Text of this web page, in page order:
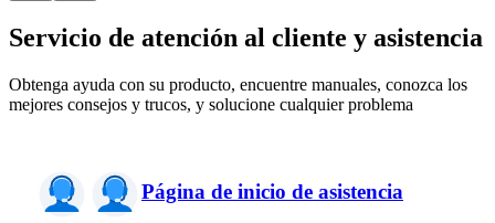
Servicio de atención al cliente y asistencia
Obtenga ayuda con su producto, encuentre manuales, conozca los
mejores consejos y trucos, y solucione cualquier problema
Página de inicio de asistencia